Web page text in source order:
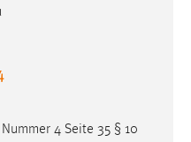
4 Seite 35 § 10